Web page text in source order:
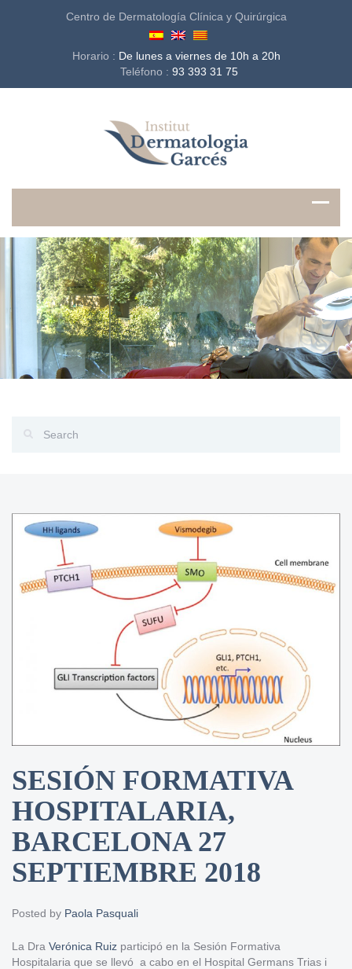
Centro de Dermatología Clínica y Quirúrgica
Horario : De lunes a viernes de 10h a 20h
Teléfono : 93 393 31 75
SESIÓN FORMATIVA
HOSPITALARIA,
BARCELONA 27
SEPTIEMBRE 2018
Posted by Paola Pasquali
La Dra Verónica Ruiz participó en la Sesión Formativa
Hospitalaria que se llevó a cabo en el Hospital Germans Trias i